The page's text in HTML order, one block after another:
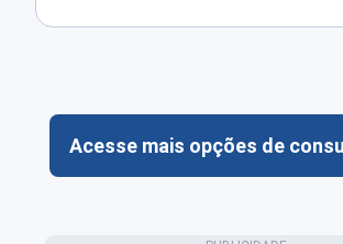
Acesse mais opções de